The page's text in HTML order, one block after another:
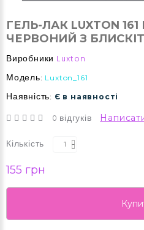
ГЕЛЬ-ЛАК LUXTON
ЧЕРВОНИЙ З
Виробники Luxton
Модель: Luxton_161
Наявність: Є в наявності
0 відгуків
Кількість
155 грн